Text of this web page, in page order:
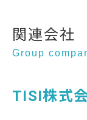
関連会社
Group
TISI株式